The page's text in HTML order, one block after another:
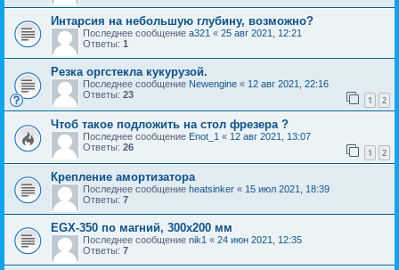
Интарсия на небольшую глубину, возможно?
Последнее сообщение a321 « 25 авг 2021, 12:21
Ответы: 1
Резка оргстекла кукурузой.
Последнее сообщение Newengine « 12 авг 2021, 22:16
Ответы: 23 1 2
Чтоб такое подложить на стол фрезера ?
Последнее сообщение Enot_1 « 12 авг 2021, 13:07
Ответы: 26 1 2
Крепление амортизатора
Последнее сообщение heatsinker « 15 июл 2021, 18:39
Ответы: 7
EGX-350 по магний, 300х200 мм
Последнее сообщение nik1 « 24 июн 2021, 12:35
Ответы: 7